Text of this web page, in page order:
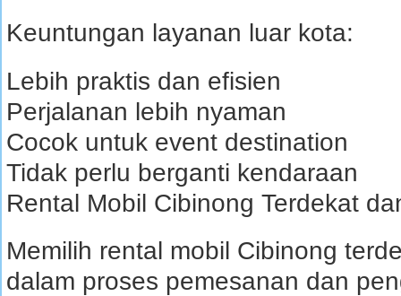
Keuntungan layanan luar kota:
Lebih praktis dan efisien
Perjalanan lebih nyaman
Cocok untuk event destination
Tidak perlu berganti kendaraan
Rental Mobil Cibinong Terdekat
Memilih rental mobil Cibinong
dalam proses pemesanan dan